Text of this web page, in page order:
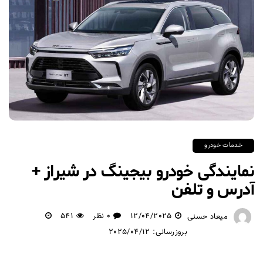
خدمات خودرو
نمایندگی خودرو بیجینگ در شیراز +
آدرس و تلفن
میعاد حسنی 12/04/2025 0 نظر
541
بروزرسانی: 2025/04/12